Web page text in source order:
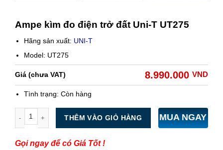
Ampe kìm đo điện trở đất Uni-T UT275
Hãng sản xuất: UNI-T
Model: UT275
Giá (chưa VAT) 8.990.000 VND
Tình trạng: Còn hàng
THÊM VÀO GIỎ HÀNG MUA NGAY
Gọi ngay để có Giá Tốt !